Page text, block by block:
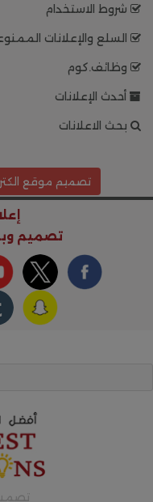
شروط الاستخدام
السلع والإعلانات
وظائف.كوم
أحدث الإعلانات
بحث الاعلانات
تصميم موقع
تصميم